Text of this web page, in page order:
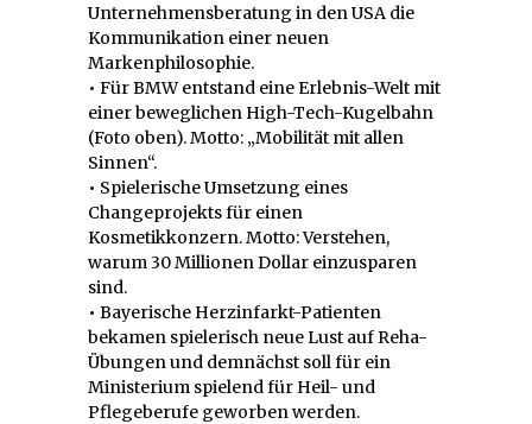
Unternehmensberatung in den USA die
Kommunikation einer neuen
Markenphilosophie.
• Für BMW entstand eine Erlebnis-Welt mit
einer beweglichen High-Tech-Kugelbahn
(Foto oben). Motto: „Mobilität mit allen
Sinnen“.
• Spielerische Umsetzung eines
Changeprojekts für einen
Kosmetikkonzern. Motto: Verstehen,
warum 30 Millionen Dollar einzusparen
sind.
• Bayerische Herzinfarkt-Patienten
bekamen spielerisch neue Lust auf Reha-
Übungen und demnächst soll für ein
Ministerium spielend für Heil- und
Pflegeberufe geworben werden.